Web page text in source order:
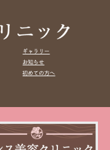
ギャラリー
お知らせ
初めての方へ